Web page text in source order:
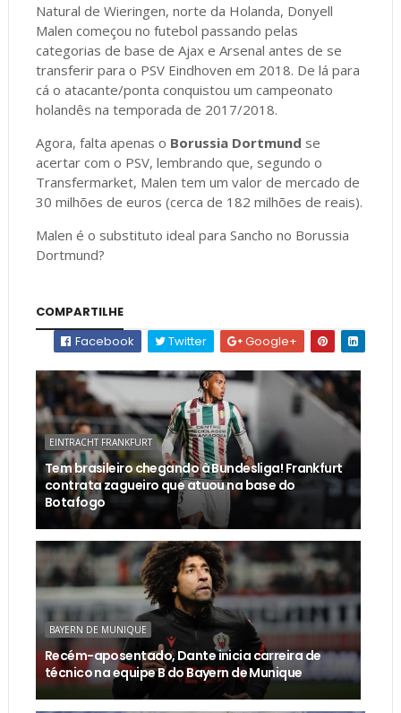
Natural de Wieringen, norte da Holanda, Donyell
Malen começou no futebol passando pelas
categorias de base de Ajax e Arsenal antes de se
transferir para o PSV Eindhoven em 2018. De lá para
cá o atacante/ponta conquistou um campeonato
holandês na temporada de 2017/2018.
Agora, falta apenas o Borussia Dortmund se
acertar com o PSV, lembrando que, segundo o
Transfermarket, Malen tem um valor de mercado de
30 milhões de euros (cerca de 182 milhões de reais).
Malen é o substituto ideal para Sancho no Borussia
Dortmund?
COMPARTILHE
Facebook
Twitter Google+
EINTRACHT FRANKFURT
Tem brasileiro chegando à Bundesliga! Frankfurt
contrata zagueiro que atuou na base do
Botafogo
BAYERN DE MUNIQUE
Recém-aposentado, Dante inicia carreira de
técnico na equipe B do Bayern de Munique